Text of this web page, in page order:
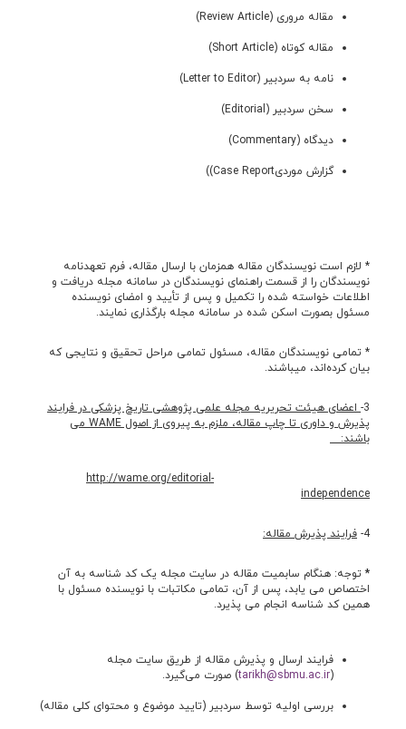
مقاله مروری (Review Article)
مقاله کوتاه (Short Article)
نامه به سردبیر (Letter to Editor)
سخن سردبیر (Editorial)
دیدگاه (Commentary)
گزارش موردیCase Report))
* لازم است نویسندگان مقاله همزمان با ارسال مقاله، فرم تعهدنامه
نویسندگان را از قسمت راهنمای نویسندگان در سامانه مجله دریافت و
اطلاعات خواسته شده را تکمیل و پس از تأیید و امضای نویسنده
مسئول بصورت اسکن شده در سامانه مجله بارگذاری نمایند.
* تمامی نويسندگان مقاله، مسئول تمامی مراحل تحقیق و نتایجی که
بیان کرده‌اند، می­باشند.
3- اعضای هیئت تحریریه مجله علمی پژوهشی تاریخ پزشکی در فرایند
پذیرش و داوری تا چاپ مقاله، ملزم به پیروی از اصول WAME می
باشند:
http://wame.org/editorial-
independence
4- فرایند پذیرش مقاله:
*توجه: هنگام سابمیت مقاله در سایت مجله یک کد شناسه به آن
اختصاص می یابد، پس از آن، تمامی مکاتبات با نویسنده مسئول با
همین کد شناسه انجام می پذیرد.
فرایند ارسال و پذیرش مقاله از طریق سایت مجله
(
tarikh@sbmu.ac.ir) صورت می‌گیرد.
بررسی اولیه توسط سردبیر (تایید موضوع و محتوای کلی مقاله)